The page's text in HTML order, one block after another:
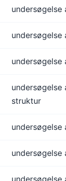
undersøgelse
undersøgelse
undersøgelse
struktur
undersøgelse